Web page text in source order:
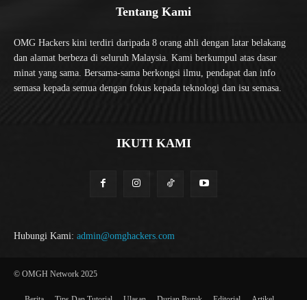
Tentang Kami
OMG Hackers kini terdiri daripada 8 orang ahli dengan latar belakang
dan alamat berbeza di seluruh Malaysia. Kami berkumpul atas dasar
minat yang sama. Bersama-sama berkongsi ilmu, pendapat dan info
semasa kepada semua dengan fokus kepada teknologi dan isu semasa.
IKUTI KAMI
Hubungi Kami: admin@omghackers.com
© OMGH Network 2025